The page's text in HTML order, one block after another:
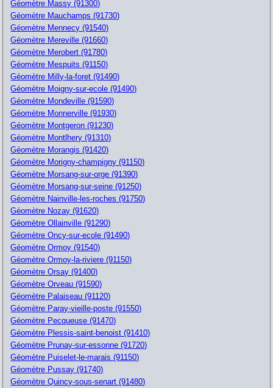
Géomètre Massy (91300)
Géomètre Mauchamps (91730)
Géomètre Mennecy (91540)
Géomètre Mereville (91660)
Géomètre Merobert (91780)
Géomètre Mespuits (91150)
Géomètre Milly-la-foret (91490)
Géomètre Moigny-sur-ecole (91490)
Géomètre Mondeville (91590)
Géomètre Monnerville (91930)
Géomètre Montgeron (91230)
Géomètre Montlhery (91310)
Géomètre Morangis (91420)
Géomètre Morigny-champigny (91150)
Géomètre Morsang-sur-orge (91390)
Géomètre Morsang-sur-seine (91250)
Géomètre Nainville-les-roches (91750)
Géomètre Nozay (91620)
Géomètre Ollainville (91290)
Géomètre Oncy-sur-ecole (91490)
Géomètre Ormoy (91540)
Géomètre Ormoy-la-riviere (91150)
Géomètre Orsay (91400)
Géomètre Orveau (91590)
Géomètre Palaiseau (91120)
Géomètre Paray-vieille-poste (91550)
Géomètre Pecqueuse (91470)
Géomètre Plessis-saint-benoist (91410)
Géomètre Prunay-sur-essonne (91720)
Géomètre Puiselet-le-marais (91150)
Géomètre Pussay (91740)
Géomètre Quincy-sous-senart (91480)